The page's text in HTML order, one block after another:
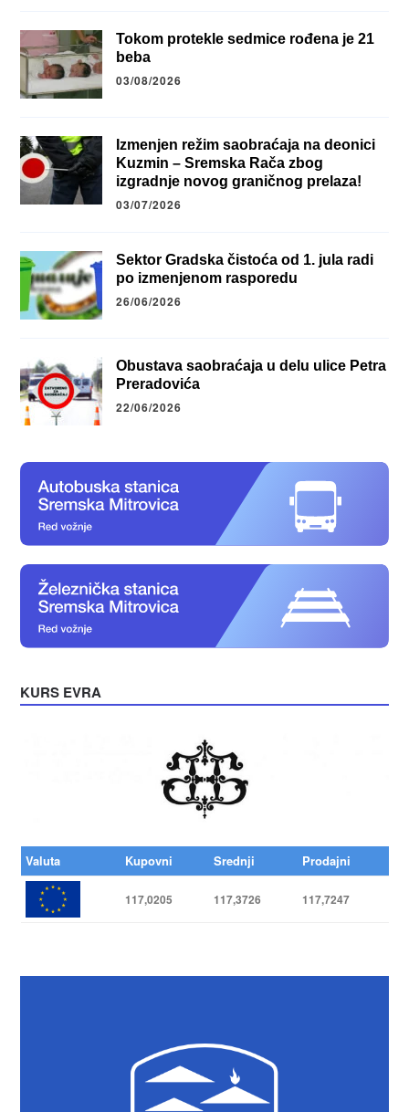
Tokom protekle sedmice rođena je 21
beba
03/08/2026
Izmenjen režim saobraćaja na deonici
Kuzmin – Sremska Rača zbog
izgradnje novog graničnog prelaza!
03/07/2026
Sektor Gradska čistoća od 1. jula radi
po izmenjenom rasporedu
26/06/2026
Obustava saobraćaja u delu ulice Petra
Preradovića
22/06/2026
KURS EVRA
Valuta Kupovni Srednji Prodajni
117,0205 117,3726 117,7247